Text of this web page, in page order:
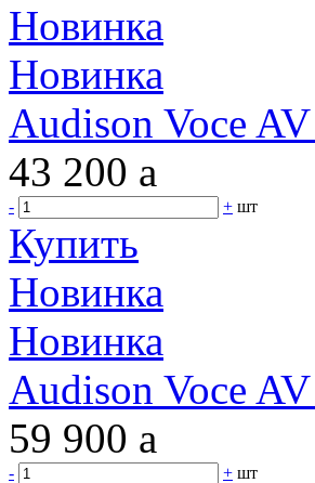
Новинка
Новинка
Audison Voce
43 200 a
- + шт
Купить
Новинка
Новинка
Audison Voce
59 900 a
- + шт